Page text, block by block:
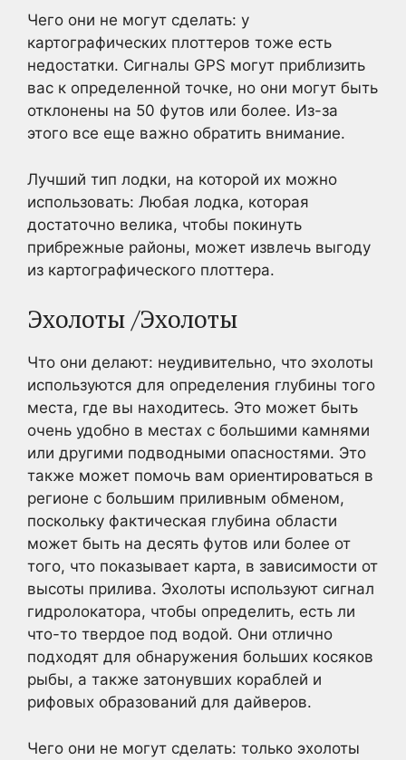
Чего они не могут сделать: у
картографических плоттеров тоже есть
недостатки. Сигналы GPS могут приблизить
вас к определенной точке, но они могут быть
отклонены на 50 футов или более. Из-за
этого все еще важно обратить внимание.
Лучший тип лодки, на которой их можно
использовать: Любая лодка, которая
достаточно велика, чтобы покинуть
прибрежные районы, может извлечь выгоду
из картографического плоттера.
Эхолоты /Эхолоты
Что они делают: неудивительно, что эхолоты
используются для определения глубины того
места, где вы находитесь. Это может быть
очень удобно в местах с большими камнями
или другими подводными опасностями. Это
также может помочь вам ориентироваться в
регионе с большим приливным обменом,
поскольку фактическая глубина области
может быть на десять футов или более от
того, что показывает карта, в зависимости от
высоты прилива. Эхолоты используют сигнал
гидролокатора, чтобы определить, есть ли
что-то твердое под водой. Они отлично
подходят для обнаружения больших косяков
рыбы, а также затонувших кораблей и
рифовых образований для дайверов.
Чего они не могут сделать: только эхолоты